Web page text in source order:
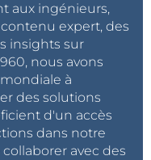
aux ingénieurs,
expert, des
insights sur
nous avons
à
des solutions
d'un accès
dans notre
avec des